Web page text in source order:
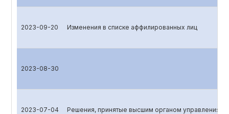
2023-09-20 Изменения в списке аффилированных лиц
2023-08-30
2023-07-04 Решения, принятые высшим органом управления